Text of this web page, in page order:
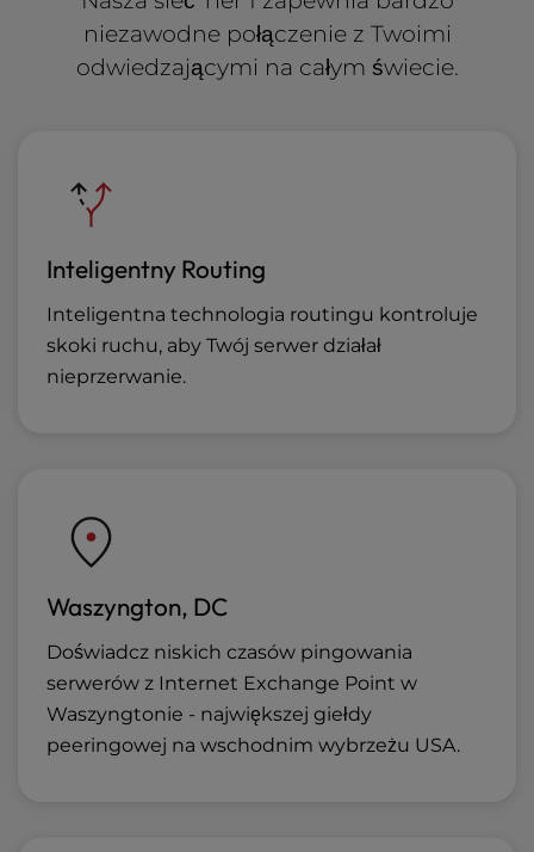
niezawodne połączenie z Twoimi
odwiedzającymi na całym świecie.
Inteligentny Routing
Inteligentna technologia routingu kontroluje
skoki ruchu, aby Twój serwer działał
nieprzerwanie.
Waszyngton, DC
Doświadcz niskich czasów pingowania
serwerów z Internet Exchange Point w
Waszyngtonie - największej giełdy
peeringowej na wschodnim wybrzeżu USA.